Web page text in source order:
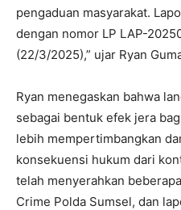
pengaduan masyarakat.
dengan nomor LP LAP-
(22/3/2025),” ujar Ryan
Ryan menegaskan bahwa
sebagai bentuk efek jera
lebih mempertimbangkan
konsekuensi hukum dari
telah menyerahkan
Crime Polda Sumsel, dan